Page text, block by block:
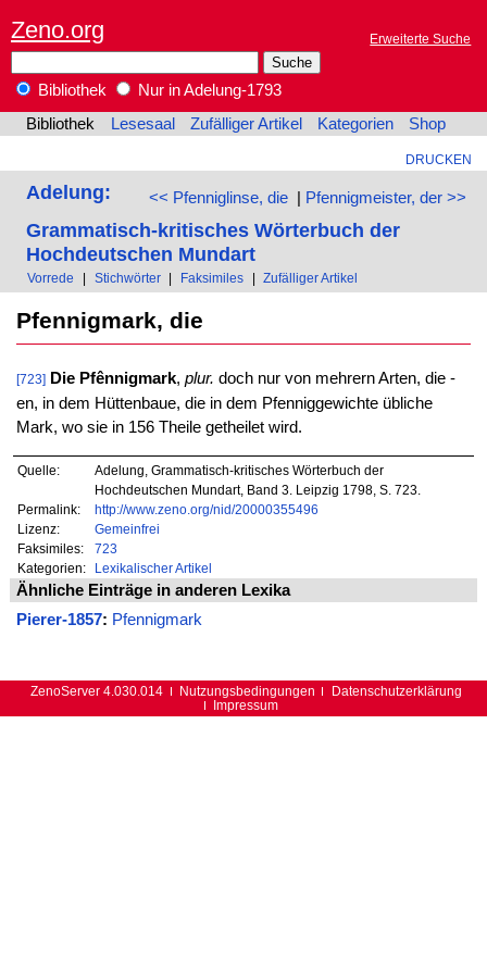
Zeno.org Erweiterte Suche
Bibliothek
Nur in Adelung-1793
Bibliothek
Lesesaal Zufälliger Artikel Kategorien Shop
DRUCKEN
<< Pfenniglinse, die| Pfennigmeister, der >>
Adelung:
Grammatisch-kritisches Wörterbuch der
Hochdeutschen Mundart
Vorrede | Stichwörter | Faksimiles | Zufälliger Artikel
Pfennigmark, die
[723] Die Pfênnigmark, plur. doch nur von mehrern Arten, die -
en, in dem Hüttenbaue, die in dem Pfenniggewichte übliche
Mark, wo sie in 156 Theile getheilet wird.
Quelle:
Adelung, Grammatisch-kritisches Wörterbuch der
Hochdeutschen Mundart, Band 3. Leipzig 1798, S. 723.
Permalink:
http://www.zeno.org/nid/20000355496
Lizenz:
Gemeinfrei
Faksimiles:
723
Kategorien:
Lexikalischer Artikel
Ähnliche Einträge in anderen Lexika
Pierer-1857: Pfennigmark
ZenoServer 4.030.014 Nutzungsbedingungen
Datenschutzerklärung
Impressum